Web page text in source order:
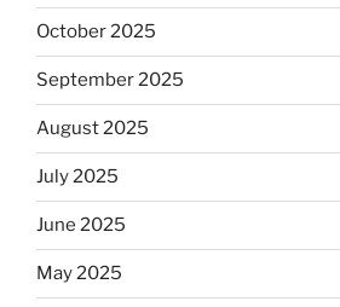
October 2025
September 2025
August 2025
July 2025
June 2025
May 2025